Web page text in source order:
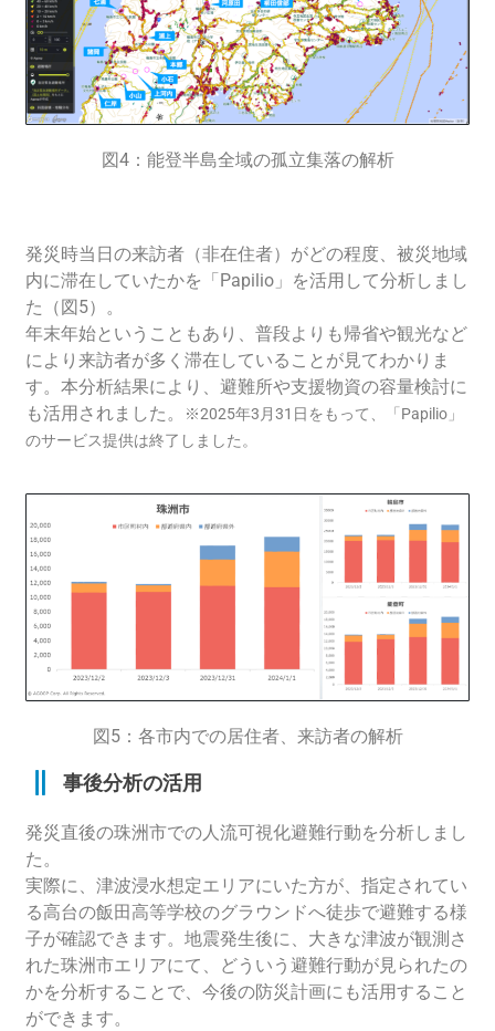
図4：能登半島全域の孤立集落の解析
発災時当日の来訪者（非在住者）がどの程度、被災地域
内に滞在していたかを「Papilio」を活用して分析しまし
た（図5）。
年末年始ということもあり、普段よりも帰省や観光など
により来訪者が多く滞在していることが見てわかりま
す。本分析結果により、避難所や支援物資の容量検討に
も活用されました。
※2025年3月31日をもって、「Papilio」
のサービス提供は終了しました。
図5：各市内での居住者、来訪者の解析
事後分析の活用
発災直後の珠洲市での人流可視化避難行動を分析しまし
た。
実際に、津波浸水想定エリアにいた方が、指定されてい
る高台の飯田高等学校のグラウンドへ徒歩で避難する様
子が確認できます。地震発生後に、大きな津波が観測さ
れた珠洲市エリアにて、どういう避難行動が見られたの
かを分析することで、今後の防災計画にも活用すること
ができます。